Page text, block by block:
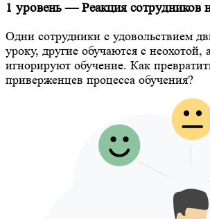
1 уровень — Реакция сотрудников
Одни сотрудники с удовольствием
уроку, другие обучаются с неохотой,
игнорируют обучение. Как
приверженцев процесса обучения?